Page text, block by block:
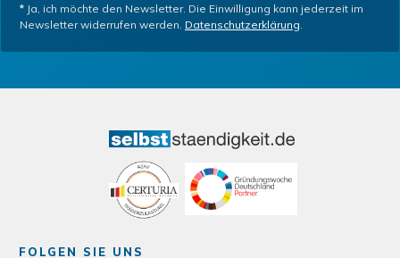
* Ja, ich möchte den Newsletter. Die Einwilligung kann jederzeit im
Newsletter widerrufen werden. Datenschutzerklärung
FOLGEN SIE UNS